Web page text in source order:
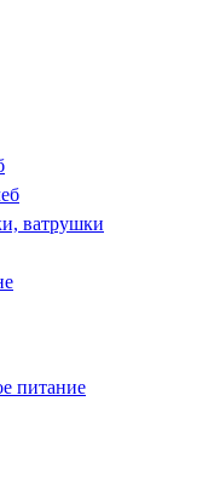
ватрушки
питание